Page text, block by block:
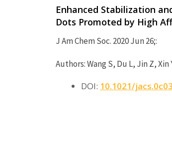
Enhanced Stabilization
Dots Promoted by High
J Am Chem Soc. 2020 Jun 26;:
Authors: Wang S, Du L, Jin Z, Xin
DOI: 10.1021/